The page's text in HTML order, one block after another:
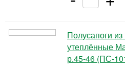
Полусапоги
утеплённые
р.45-46 (ПС-